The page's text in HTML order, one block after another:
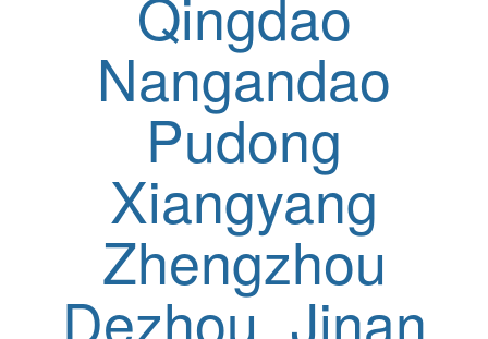
Nangandao
Pudong
Xiangyang
Zhengzhou
Dezhou Jinan